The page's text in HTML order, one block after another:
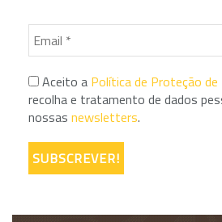
Aceito a Política de Proteção de
recolha e tratamento de dados
nossas newsletters.